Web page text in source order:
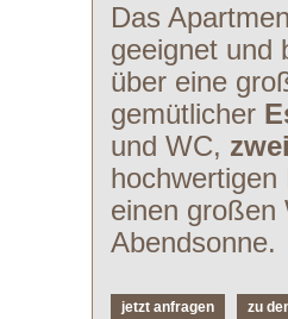
Das
geeignet und
über eine
gemütlicher
und WC,
hochwertigen
einen großen
Abendsonne.
jetzt anfragen zu